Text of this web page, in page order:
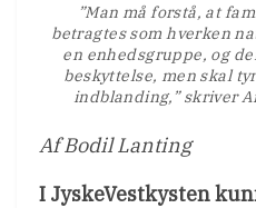
”Man må forstå, at
betragtes som hverken
en enhedsgruppe, og
beskyttelse, men skal
indblanding,” skriver
Af Bodil Lanting
I JyskeVestkysten